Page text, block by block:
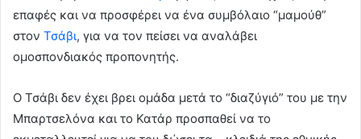
επαφές και να προσφέρει να ένα συμβόλαιο “μαμούθ”
στον Τσάβι, για να τον πείσει να αναλάβει
ομοσπονδιακός προπονητής.
Ο Τσάβι δεν έχει βρει ομάδα μετά το “διαζύγιό” του με την
Μπαρτσελόνα και το Κατάρ προσπαθεί να το